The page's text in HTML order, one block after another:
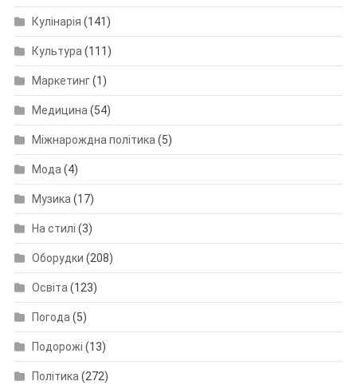
Кулінарія (141)
Культура(111)
Маркетинг(1)
Медицина(54)
Міжнарождна політика(5)
Мода(4)
Музика(17)
На стилі (3)
Оборудки (208)
Освіта(123)
Погода(5)
Подорожі (13)
Політика(272)